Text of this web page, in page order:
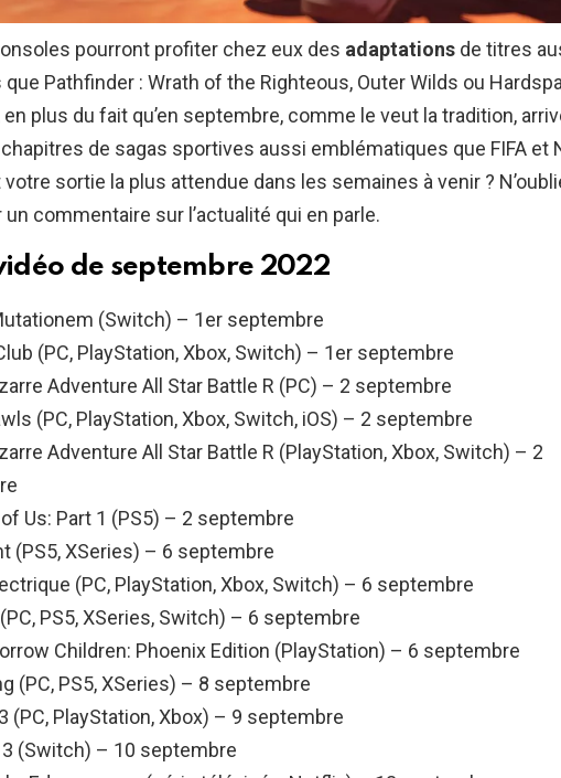
pourront profiter chez eux des adaptations de titres
Pathfinder : Wrath of the Righteous, Outer Wilds ou
plus du fait qu’en septembre, comme le veut la tradition,
de sagas sportives aussi emblématiques que FIFA et
votre sortie la plus attendue dans les semaines à venir ?
commentaire sur l’actualité qui en parle.
de septembre 2022
(Switch) – 1er septembre
(PC, PlayStation, Xbox, Switch) – 1er septembre
Adventure All Star Battle R (PC) – 2 septembre
(PC, PlayStation, Xbox, Switch, iOS) – 2 septembre
Adventure All Star Battle R (PlayStation, Xbox, Switch) – 2
Us: Part 1 (PS5) – 2 septembre
(PS5, XSeries) – 6 septembre
(PC, PlayStation, Xbox, Switch) – 6 septembre
PS5, XSeries, Switch) – 6 septembre
Children: Phoenix Edition (PlayStation) – 6 septembre
(PC, PS5, XSeries) – 8 septembre
(PC, PlayStation, Xbox) – 9 septembre
(Switch) – 10 septembre